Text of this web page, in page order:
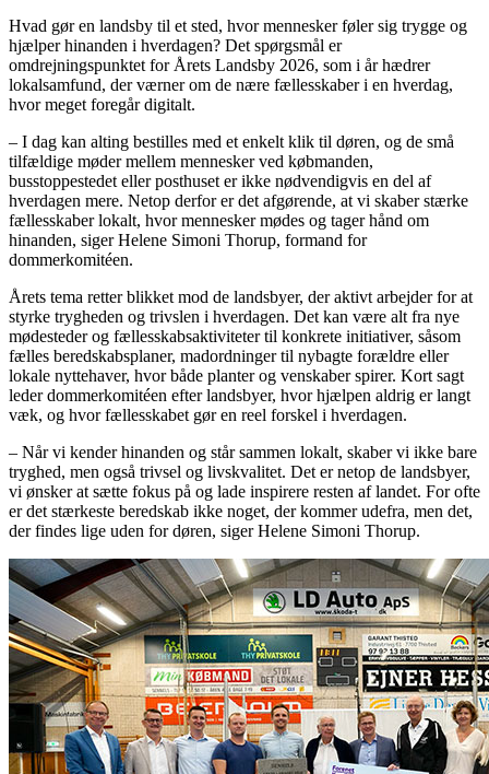
Hvad gør en landsby til et sted, hvor mennesker føler sig trygge og
hjælper hinanden i hverdagen? Det spørgsmål er
omdrejningspunktet for Årets Landsby 2026, som i år hædrer
lokalsamfund, der værner om de nære fællesskaber i en hverdag,
hvor meget foregår digitalt.
– I dag kan alting bestilles med et enkelt klik til døren, og de små
tilfældige møder mellem mennesker ved købmanden,
busstoppestedet eller posthuset er ikke nødvendigvis en del af
hverdagen mere. Netop derfor er det afgørende, at vi skaber stærke
fællesskaber lokalt, hvor mennesker mødes og tager hånd om
hinanden, siger Helene Simoni Thorup, formand for
dommerkomitéen.
Årets tema retter blikket mod de landsbyer, der aktivt arbejder for at
styrke trygheden og trivslen i hverdagen. Det kan være alt fra nye
mødesteder og fællesskabsaktiviteter til konkrete initiativer, såsom
fælles beredskabsplaner, madordninger til nybagte forældre eller
lokale nyttehaver, hvor både planter og venskaber spirer. Kort sagt
leder dommerkomitéen efter landsbyer, hvor hjælpen aldrig er langt
væk, og hvor fællesskabet gør en reel forskel i hverdagen.
– Når vi kender hinanden og står sammen lokalt, skaber vi ikke bare
tryghed, men også trivsel og livskvalitet. Det er netop de landsbyer,
vi ønsker at sætte fokus på og lade inspirere resten af landet. For ofte
er det stærkeste beredskab ikke noget, der kommer udefra, men det,
der findes lige uden for døren, siger Helene Simoni Thorup.